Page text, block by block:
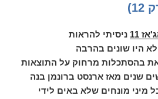
11
ניסיתי להראות
היו שונים בהרבה
בהסתכלות מרחוק על התוצאות
שנים מאז ארנסט ברונמן בנה
מיני מונחים שלא באים לידי